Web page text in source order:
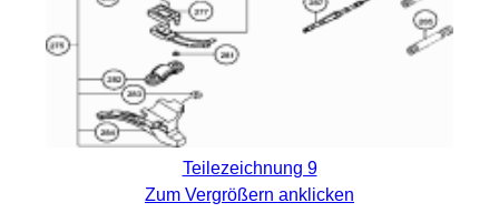
Teilezeichnung 9
Zum Vergrößern anklicken